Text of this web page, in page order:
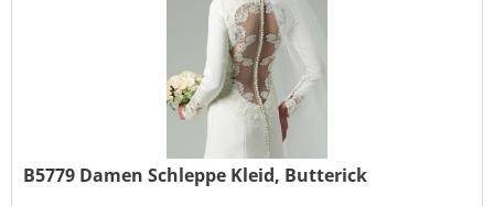
B5779 Damen Schleppe Kleid, Butterick